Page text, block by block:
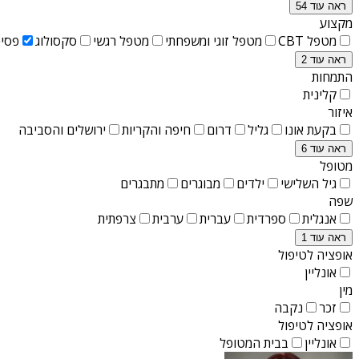
ראה עוד 54
מקצוע
מטפל CBT
מטפל זוגי ומשפחתי מטפל רגשי סקסולוג
ראה עוד 2
התמחות
קלינית
איזור
בקעת אונו
גליל דרום חיפה והקריות ירושלים והסביבה
ראה עוד 6
מטופל
גיל השלישי
ילדים מבוגרים
מתבגרים
שפה
אנגלית
ספרדית עברית ערבית צרפתית
ראה עוד 1
אופציה לטיפול
אונליין
מין
זכר
נקבה
אופציה לטיפול
אונליין
בבית המטופל